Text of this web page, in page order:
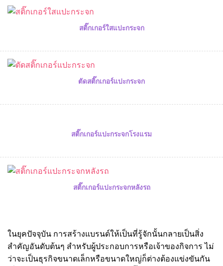
สติ๊กเกอร์ใสแปะกระจก
ตัดสติ๊กเกอร์แปะกระจก
สติ๊กเกอร์แปะกระจกโรงแรม
สติ๊กเกอร์แปะกระจกหลังรถ
ในยุคปัจจุบัน การสร้างแบรนด์ให้เป็นที่รู้จักนั้นกลายเป็นสิ่ง
สำคัญอันดับต้นๆ สำหรับผู้ประกอบการหรือเจ้าของกิจการ ไม่
ว่าจะเป็นธุรกิจขนาดเล็กหรือขนาดใหญ่ก็ต่างต้องแข่งขันกัน